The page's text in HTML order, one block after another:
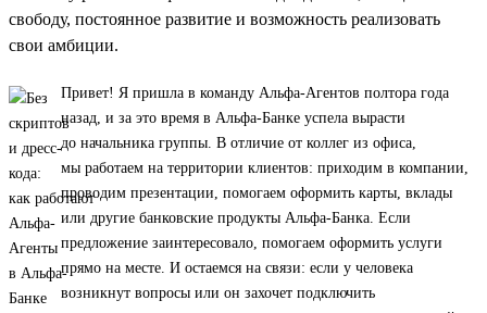
свободу, постоянное развитие и возможность реализовать
свои амбиции.
Привет! Я пришла в команду Альфа-Агентов полтора года
назад, и за это время в Альфа-Банке успела вырасти
до начальника группы. В отличие от коллег из офиса,
мы работаем на территории клиентов: приходим в компании,
проводим презентации, помогаем оформить карты, вклады
или другие банковские продукты Альфа-Банка. Если
предложение заинтересовало, помогаем оформить услуги
прямо на месте. И остаемся на связи: если у человека
возникнут вопросы или он захочет подключить